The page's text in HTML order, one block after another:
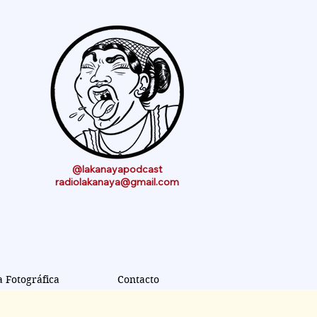
@lakanayapodcast
radiolakanaya@gmail.com
Fotográfica Contacto